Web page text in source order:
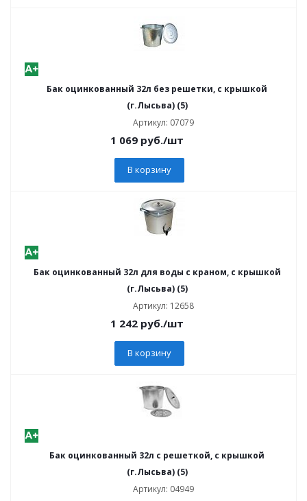
Бак оцинкованный 32л без решетки, с крышкой
(г.Лысьва) (5)
Артикул: 07079
1 069руб./шт
В корзину
Бак оцинкованный 32л для воды с краном, с крышкой
(г.Лысьва) (5)
Артикул: 12658
1 242руб./шт
В корзину
Бак оцинкованный 32л с решеткой, с крышкой
(г.Лысьва) (5)
Артикул: 04949